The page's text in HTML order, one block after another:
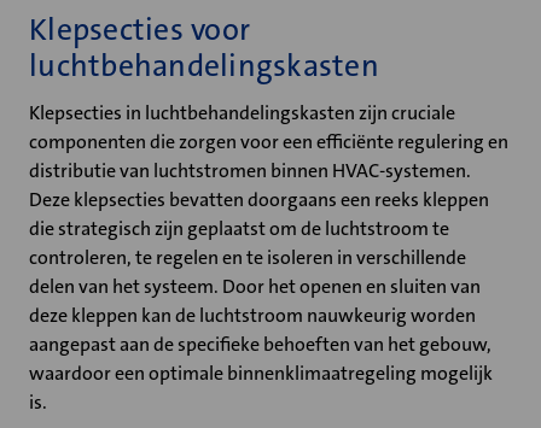
Klepsecties voor
luchtbehandelingskasten
Klepsecties in luchtbehandelingskasten zijn cruciale
componenten die zorgen voor een efficiënte regulering en
distributie van luchtstromen binnen HVAC-systemen.
Deze klepsecties bevatten doorgaans een reeks kleppen
die strategisch zijn geplaatst om de luchtstroom te
controleren, te regelen en te isoleren in verschillende
delen van het systeem. Door het openen en sluiten van
deze kleppen kan de luchtstroom nauwkeurig worden
aangepast aan de specifieke behoeften van het gebouw,
waardoor een optimale binnenklimaatregeling mogelijk
is.